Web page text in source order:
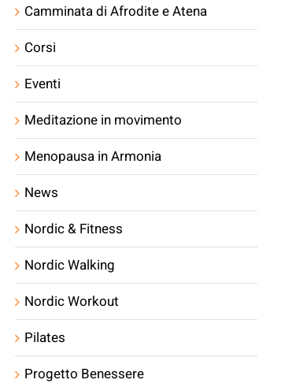
Sonno, Movimento e…
22/07/2026
Camminata di Afrodite e Atena
Corsi
Eventi
Meditazione in movimento
Menopausa in Armonia
News
Nordic & Fitness
Nordic Walking
Nordic Workout
Pilates
Progetto Benessere